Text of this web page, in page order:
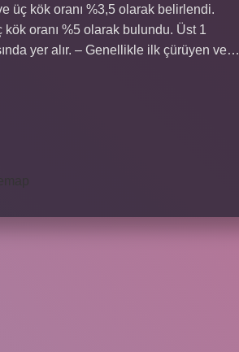
üç kök oranı %3,5 olarak belirlendi.
oranı %5 olarak bulundu. Üst 1
yer alır. – Genellikle ilk çürüyen ve…